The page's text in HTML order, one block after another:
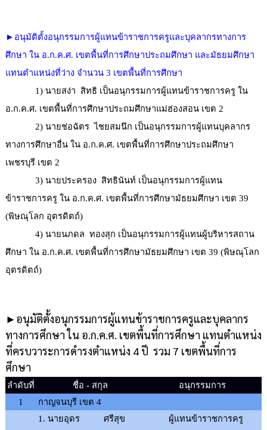
►อนุมัติตั้งอนุกรรมการผู้แทนข้าราชการครูและบุคลากรทางการ
ศึกษา ใน อ.ก.ค.ศ. เขตพื้นที่การศึกษาประถมศึกษา และมัธยมศึกษา
แทนตำแหน่งที่ว่าง จำนวน 3 เขตพื้นที่การศึกษา
1) นายสง่า สิทธิ เป็นอนุกรรมการผู้แทนข้าราชการครู ใน
อ.ก.ค.ศ. เขตพื้นที่การศึกษาประถมศึกษาแม่ฮ่องสอน เขต 2
2) นายช่อฉัตร ไชยสมนึก เป็นอนุกรรมการผู้แทนบุคลากร
ทางการศึกษาอื่น ใน อ.ก.ค.ศ. เขตพื้นที่การศึกษาประถมศึกษา
เพชรบุรี เขต 2
3) นายประครอง สิทธินันท์ เป็นอนุกรรมการผู้แทน
ข้าราชการครู ใน อ.ก.ค.ศ. เขตพื้นที่การศึกษามัธยมศึกษา เขต 39
(พิษณุโลก อุตรดิตถ์)
4) นายนภดล ทองสุก เป็นอนุกรรมการผู้แทนผู้บริหารสถาน
ศึกษา ใน อ.ก.ค.ศ. เขตพื้นที่การศึกษามัธยมศึกษา เขต 39 (พิษณุโลก
อุตรดิตถ์)
►อนุมัติตั้งอนุกรรมการผู้แทนข้าราชการครูและบุคลากร
ทางการศึกษา ใน อ.ก.ค.ศ. เขตพื้นที่การศึกษา แทนตำแหน่ง
ที่ครบวาระการดำรงตำแหน่ง 4 ปี รวม 7 เขตพื้นที่การ
ศึกษา
ลำดับที่ ชื่อ - สกุล
อนุกรรมการ
1
กาญจนบุรี เขต 4
1 . นายอุดร ศรีสุข
ผู้แทนข้าราชการครู